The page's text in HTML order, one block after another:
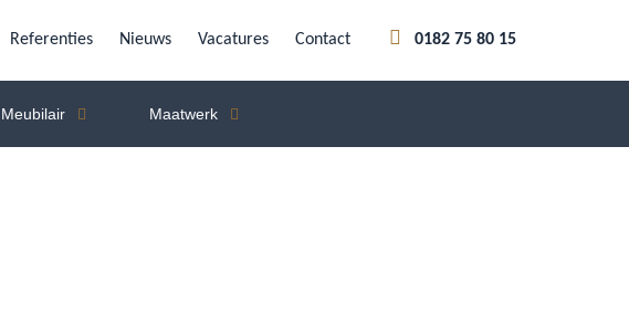
0182 75 80 15
Referenties Nieuws Vacatures Contact
Meubilair Maatwerk